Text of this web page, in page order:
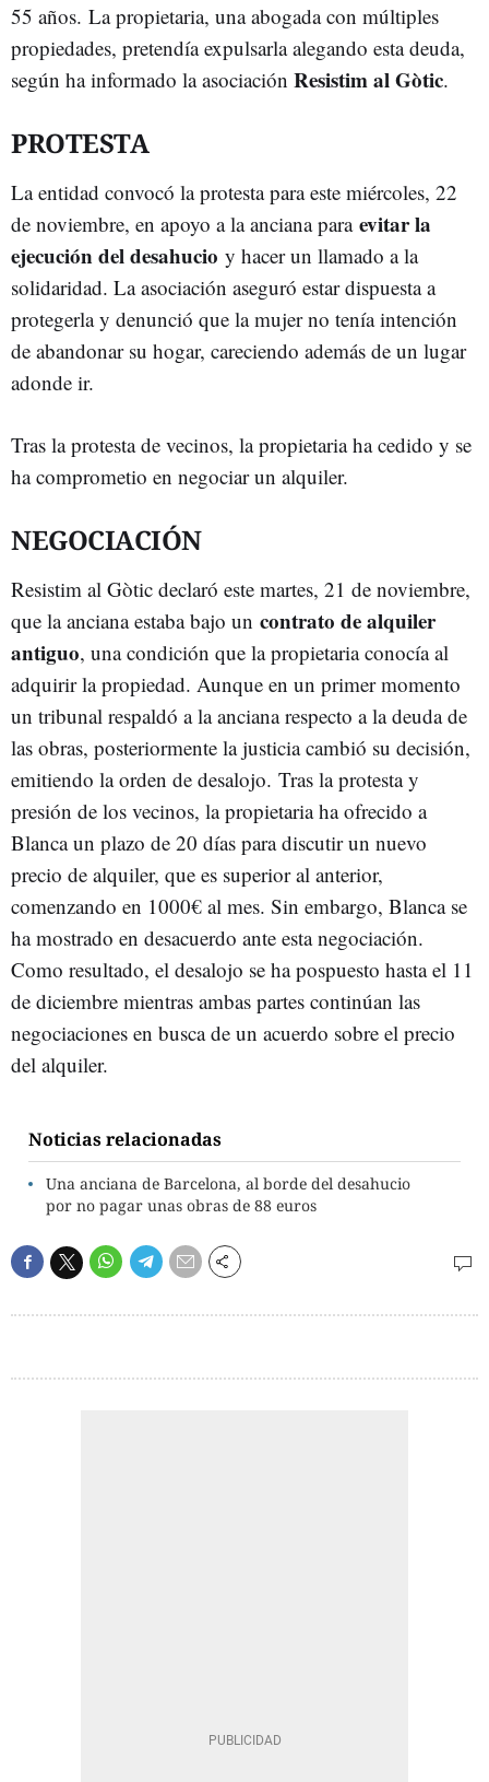
55 años. La propietaria, una abogada con múltiples
propiedades, pretendía expulsarla alegando esta deuda,
según ha informado la asociación Resistim al Gòtic.
PROTESTA
La entidad convocó la protesta para este miércoles, 22
de noviembre, en apoyo a la anciana para evitar la
ejecución del desahucio y hacer un llamado a la
solidaridad. La asociación aseguró estar dispuesta a
protegerla y denunció que la mujer no tenía intención
de abandonar su hogar, careciendo además de un lugar
adonde ir.
Tras la protesta de vecinos, la propietaria ha cedido y se
ha comprometio en negociar un alquiler.
NEGOCIACIÓN
Resistim al Gòtic declaró este martes, 21 de noviembre,
que la anciana estaba bajo un contrato de alquiler
antiguo, una condición que la propietaria conocía al
adquirir la propiedad. Aunque en un primer momento
un tribunal respaldó a la anciana respecto a la deuda de
las obras, posteriormente la justicia cambió su decisión,
emitiendo la orden de desalojo. Tras la protesta y
presión de los vecinos, la propietaria ha ofrecido a
Blanca un plazo de 20 días para discutir un nuevo
precio de alquiler, que es superior al anterior,
comenzando en 1000€ al mes. Sin embargo, Blanca se
ha mostrado en desacuerdo ante esta negociación.
Como resultado, el desalojo se ha pospuesto hasta el 11
de diciembre mientras ambas partes continúan las
negociaciones en busca de un acuerdo sobre el precio
del alquiler.
Noticias relacionadas
Una anciana de Barcelona, al borde del desahucio
por no pagar unas obras de 88 euros